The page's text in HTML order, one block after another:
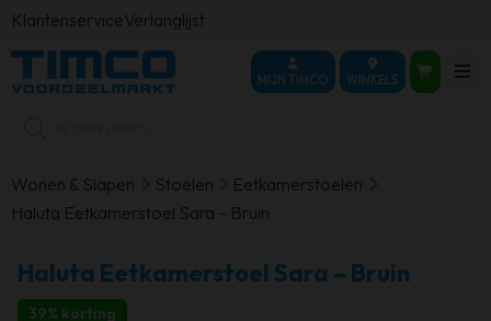
KlantenserviceVerlanglijst
MIJN TIMCO WINKELS
Wonen & Slapen Stoelen
Eetkamerstoelen
Haluta Eetkamerstoel Sara – Bruin
Haluta Eetkamerstoel Sara – Bruin
39% korting